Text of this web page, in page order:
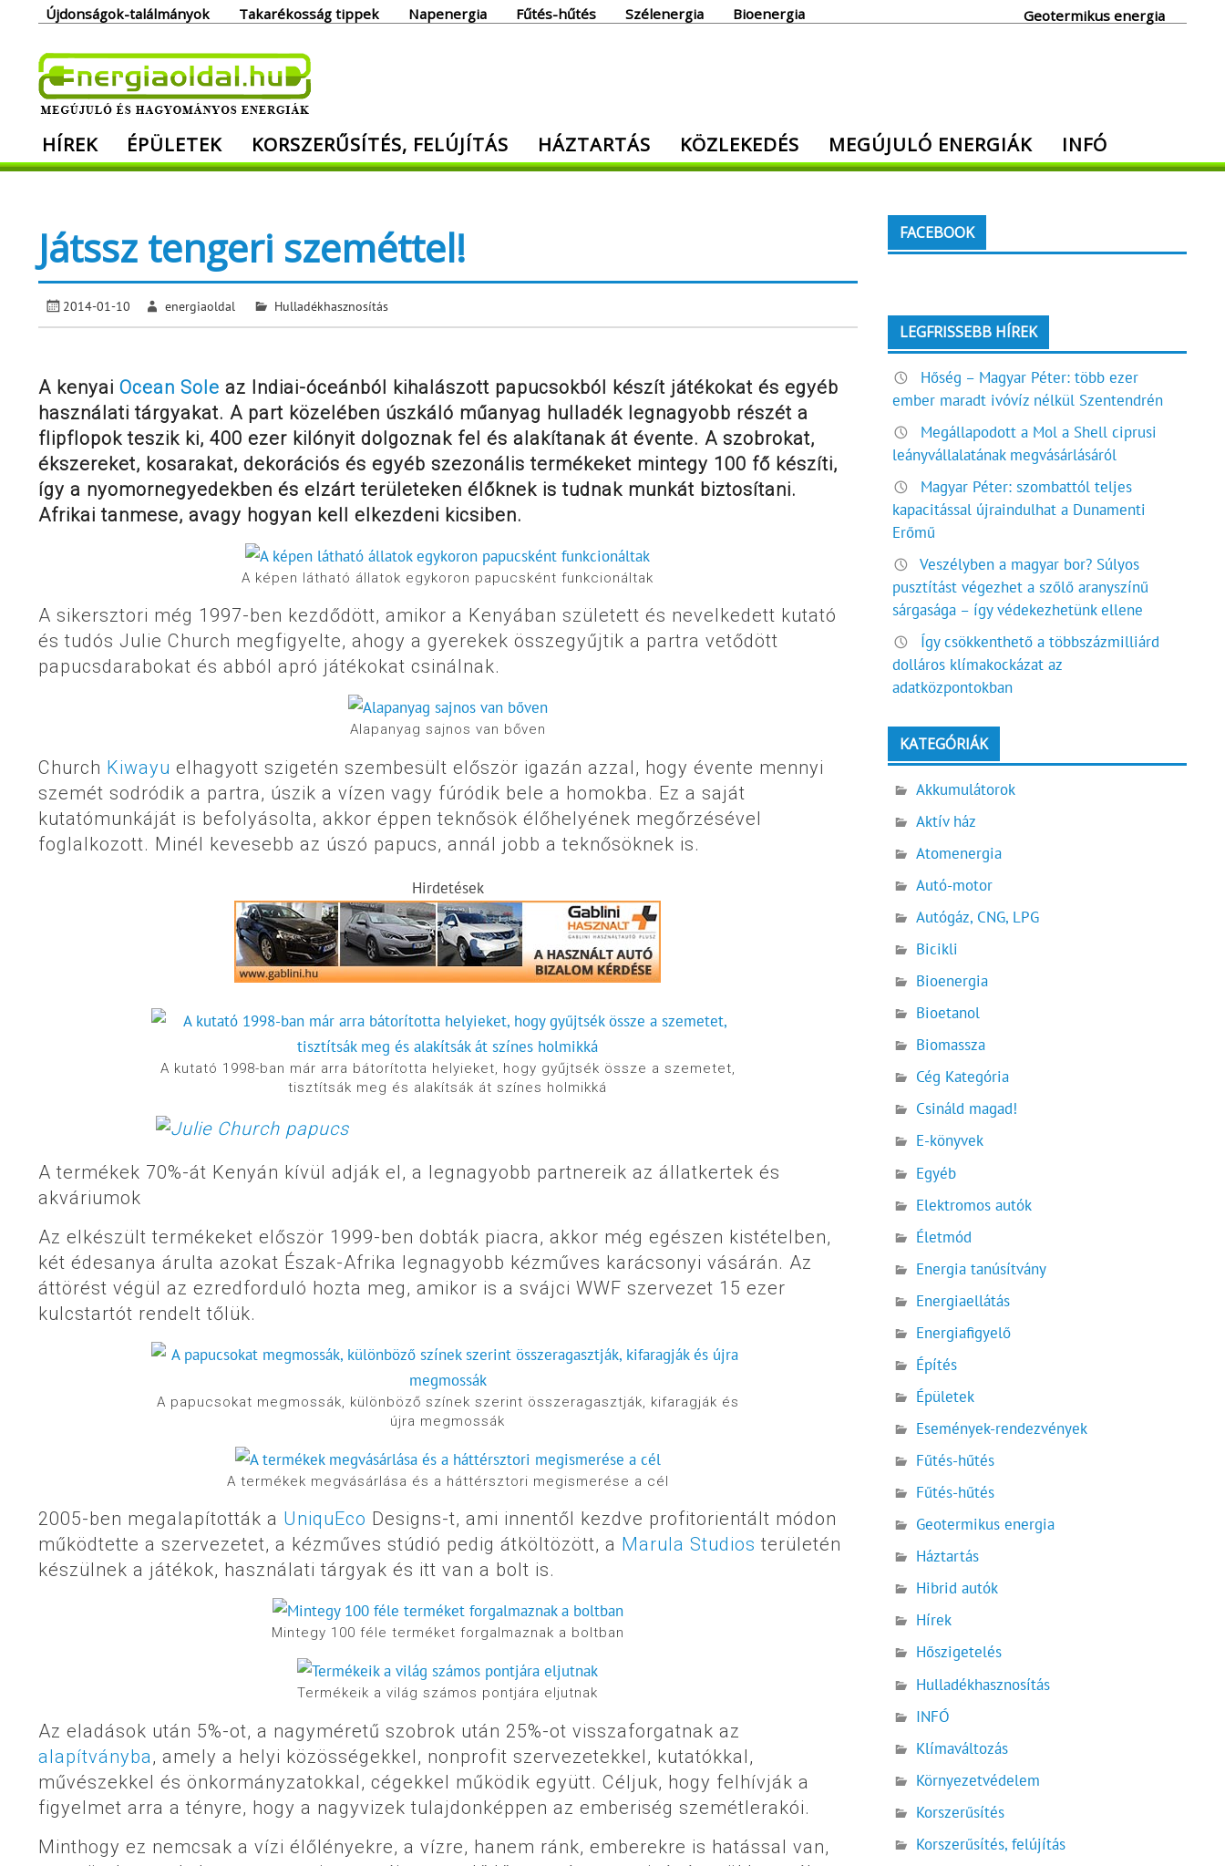
Újdonságok-találmányok Takarékosság tippek Napenergia Fűtés-hűtés Szélenergia Bioenergia Geotermikus energia
Megújuló és hagyományos energiák. Minden, ami energia!
HÍREK ÉPÜLETEK KORSZERŰSÍTÉS, FELÚJÍTÁS HÁZTARTÁS KÖZLEKEDÉS MEGÚJULÓ ENERGIÁK INFÓ
Játssz tengeri szeméttel!
2014-01-10 energiaoldal Hulladékhasznosítás
A kenyai Ocean Sole az Indiai-óceánból kihalászott papucsokból készít játékokat és egyéb
használati tárgyakat. A part közelében úszkáló műanyag hulladék legnagyobb részét a
flipflopok teszik ki, 400 ezer kilónyit dolgoznak fel és alakítanak át évente. A szobrokat,
ékszereket, kosarakat, dekorációs és egyéb szezonális termékeket mintegy 100 fő készíti,
így a nyomornegyedekben és elzárt területeken élőknek is tudnak munkát biztosítani.
Afrikai tanmese, avagy hogyan kell elkezdeni kicsiben.
A képen látható állatok egykoron papucsként funkcionáltak
A sikersztori még 1997-ben kezdődött, amikor a Kenyában született és nevelkedett kutató
és tudós Julie Church megfigyelte, ahogy a gyerekek összegyűjtik a partra vetődött
papucsdarabokat és abból apró játékokat csinálnak.
Alapanyag sajnos van bőven
Church Kiwayu elhagyott szigetén szembesült először igazán azzal, hogy évente mennyi
szemét sodródik a partra, úszik a vízen vagy fúródik bele a homokba. Ez a saját
kutatómunkáját is befolyásolta, akkor éppen teknősök élőhelyének megőrzésével
foglalkozott. Minél kevesebb az úszó papucs, annál jobb a teknősöknek is.
Hirdetések
A kutató 1998-ban már arra bátorította helyieket, hogy gyűjtsék össze a szemetet,
tisztítsák meg és alakítsák át színes holmikká
A termékek 70%-át Kenyán kívül adják el, a legnagyobb partnereik az állatkertek és
akváriumok
Az elkészült termékeket először 1999-ben dobták piacra, akkor még egészen kistételben,
két édesanya árulta azokat Észak-Afrika legnagyobb kézműves karácsonyi vásárán. Az
áttörést végül az ezredforduló hozta meg, amikor is a svájci WWF szervezet 15 ezer
kulcstartót rendelt tőlük.
A papucsokat megmossák, különböző színek szerint összeragasztják, kifaragják és
újra megmossák
A termékek megvásárlása és a háttérsztori megismerése a cél
2005-ben megalapították a UniquEco Designs-t, ami innentől kezdve profitorientált módon
működtette a szervezetet, a kézműves stúdió pedig átköltözött, a Marula Studios területén
készülnek a játékok, használati tárgyak és itt van a bolt is.
Mintegy 100 féle terméket forgalmaznak a boltban
Termékeik a világ számos pontjára eljutnak
Az eladások után 5%-ot, a nagyméretű szobrok után 25%-ot visszaforgatnak az
alapítványba, amely a helyi közösségekkel, nonprofit szervezetekkel, kutatókkal,
művészekkel és önkormányzatokkal, cégekkel működik együtt. Céljuk, hogy felhívják a
figyelmet arra a tényre, hogy a nagyvizek tulajdonképpen az emberiség szemétlerakói.
Minthogy ez nemcsak a vízi élőlényekre, a vízre, hanem ránk, emberekre is hatással van,
FACEBOOK
LEGFRISSEBB HÍREK
Hőség – Magyar Péter: több ezer
ember maradt ivóvíz nélkül Szentendrén
Megállapodott a Mol a Shell ciprusi
leányvállalatának megvásárlásáról
Magyar Péter: szombattól teljes
kapacitással újraindulhat a Dunamenti
Erőmű
Veszélyben a magyar bor? Súlyos
pusztítást végezhet a szőlő aranyszínű
sárgasága – így védekezhetünk ellene
Így csökkenthető a többszázmilliárd
dolláros klímakockázat az
adatközpontokban
KATEGÓRIÁK
Akkumulátorok
Aktív ház
Atomenergia
Autó-motor
Autógáz, CNG, LPG
Bicikli
Bioenergia
Bioetanol
Biomassza
Cég Kategória
Csináld magad!
E-könyvek
Egyéb
Elektromos autók
Életmód
Energia tanúsítvány
Energiaellátás
Energiafigyelő
Építés
Épületek
Események-rendezvények
Fűtés-hűtés
Fűtés-hűtés
Geotermikus energia
Háztartás
Hibrid autók
Hírek
Hőszigetelés
Hulladékhasznosítás
INFÓ
Klímaváltozás
Környezetvédelem
Korszerűsítés
Korszerűsítés, felújítás